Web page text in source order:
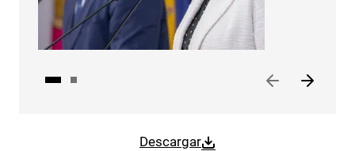
Descargar